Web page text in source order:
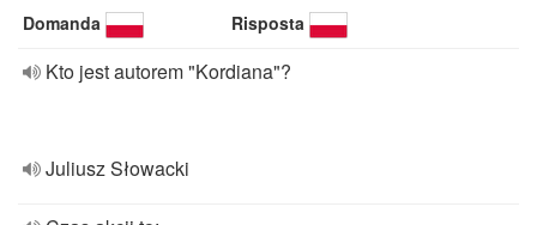
Domanda Risposta
Kto jest autorem "Kordiana"?
Juliusz Słowacki